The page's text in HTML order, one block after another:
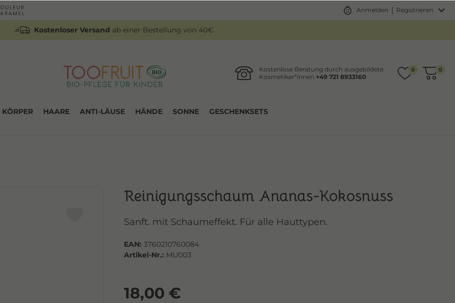
Anmelden Registrieren
Kostenloser Versand ab einer Bestellung von 40€
Kostenlose Beratung durch ausgebildete
Kosmetiker*innen +49 721 8933160
0 0
KÖRPER HAARE ANTI-LÄUSE HÄNDE SONNE GESCHENKSETS
Reinigungsschaum Ananas-Kokosnuss
Sanft. mit Schaumeffekt. Für alle Hauttypen.
EAN: 3760210760084
Artikel-Nr.: MU003
18,00 €